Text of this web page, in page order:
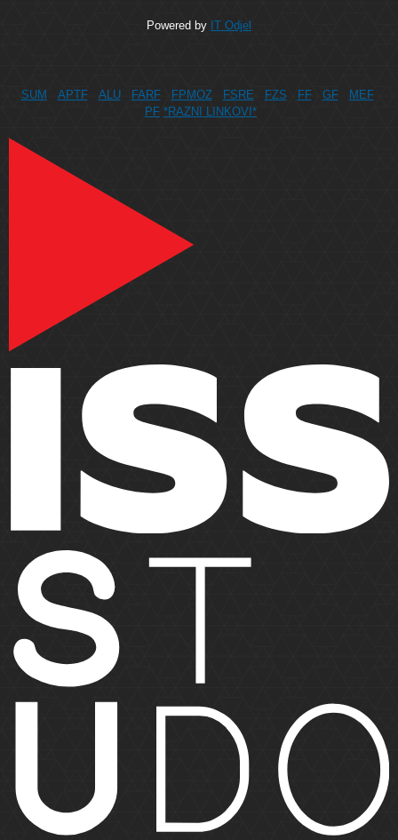
Powered by IT Odjel
SUM APTF ALU FARF FPMOZ FSRE FZS FF GF
MEF
PF *RAZNI LINKOVI*